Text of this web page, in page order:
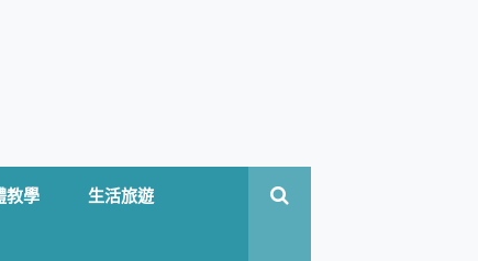
教學 生活旅遊